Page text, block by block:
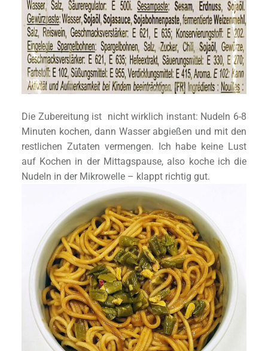
Die Zubereitung ist nicht wirklich instant: Nudeln 6-8
Minuten kochen, dann Wasser abgießen und mit den
restlichen Zutaten vermengen. Ich habe keine Lust
auf Kochen in der Mittagspause, also koche ich die
Nudeln in der Mikrowelle – klappt richtig gut.